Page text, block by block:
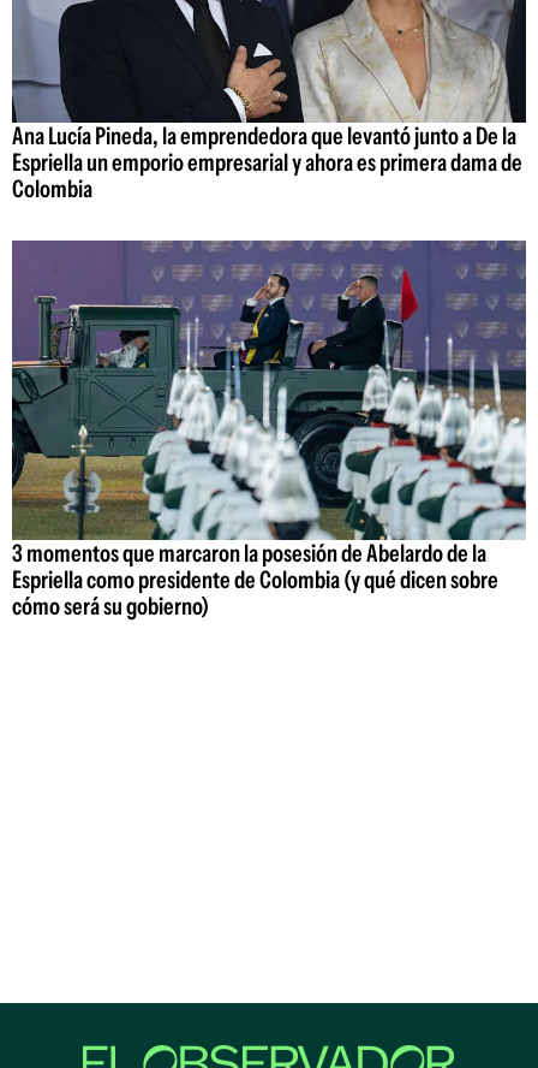
Ana Lucía Pineda, la emprendedora que levantó junto a De la
Espriella un emporio empresarial y ahora es primera dama de
Colombia
3 momentos que marcaron la posesión de Abelardo de la
Espriella como presidente de Colombia (y qué dicen sobre
cómo será su gobierno)